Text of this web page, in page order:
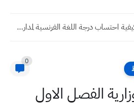
كيفية احتساب درجة اللغة الفرنسية لمدارس المتميزين وكلية بغداد
0
الفصل الاول